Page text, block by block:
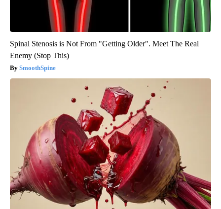
Spinal Stenosis is Not From "Getting Older". Meet The Real
Enemy (Stop This)
SmoothSpine